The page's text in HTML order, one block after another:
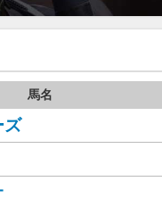
馬名
ーズ
ロ
テオ